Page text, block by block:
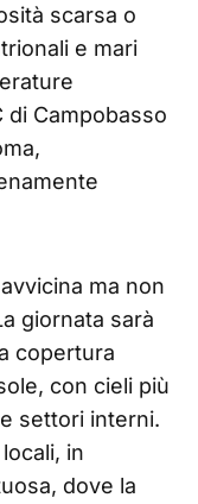
scarsa o
e mari
di Campobasso
ma non
giornata sarà
copertura
con cieli più
settori interni.
in
dove la